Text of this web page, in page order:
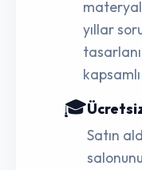
yıllar
🎓
Satın